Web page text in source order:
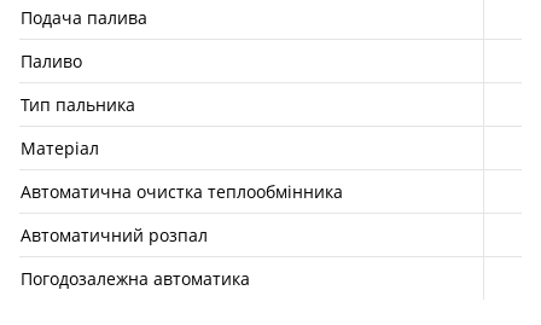
Подача палива
Паливо
Тип пальника
Матеріал
Автоматична очистка теплообмінника
Автоматичний розпал
Погодозалежна автоматика